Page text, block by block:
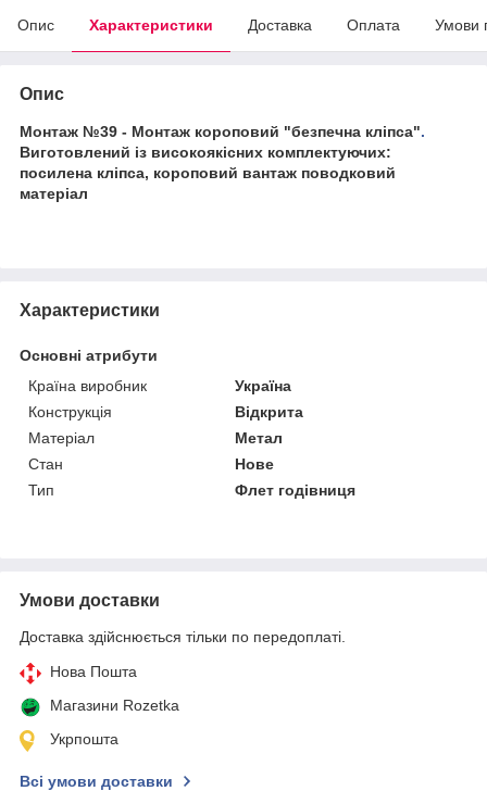
Опис Характеристики Доставка Оплата Умови
Опис
Монтаж №39 - Монтаж короповий "безпечна кліпса".
Виготовлений із високоякісних комплектуючих:
посилена кліпса, короповий вантаж поводковий
матеріал
Характеристики
Основні атрибути
Країна виробник
Україна
Конструкція
Відкрита
Матеріал
Метал
Стан
Нове
Тип
Флет годівниця
Умови доставки
Доставка здійснюється тільки по передоплаті.
Нова Пошта
Магазини Rozetka
Укрпошта
Всі умови доставки